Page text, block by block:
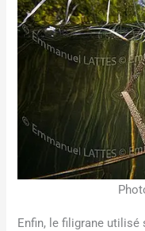
Enfin, le filigrane utilisé